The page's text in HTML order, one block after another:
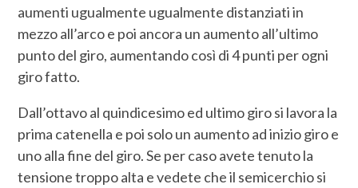
aumenti ugualmente ugualmente distanziati in
mezzo all’arco e poi ancora un aumento all’ultimo
punto del giro, aumentando così di 4 punti per ogni
giro fatto.
Dall’ottavo al quindicesimo ed ultimo giro si lavora la
prima catenella e poi solo un aumento ad inizio giro e
uno alla fine del giro. Se per caso avete tenuto la
tensione troppo alta e vedete che il semicerchio si